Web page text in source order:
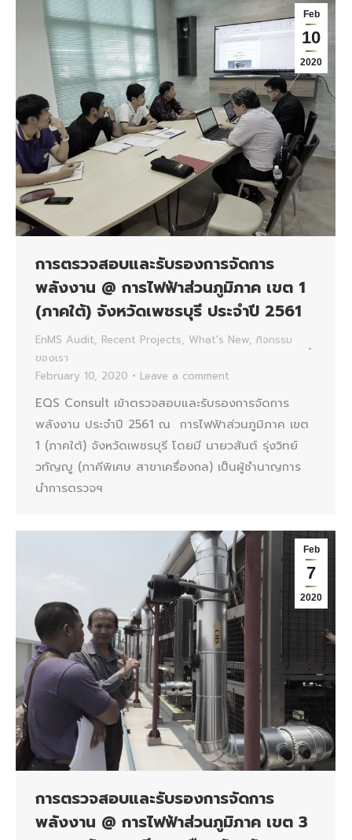
Feb
10
2020
การตรวจสอบและรับรองการจัดการ
พลังงาน @ การไฟฟ้าส่วนภูมิภาค เขต 1
(ภาคใต้) จังหวัดเพชรบุรี ประจำปี 2561
EnMS Audit, Recent Projects, What's New, กิจกรรม
ของเรา
February 10, 2020
Leave a comment
EQS Consult เข้าตรวจสอบและรับรองการจัดการ
พลังงาน ประจำปี 2561 ณ การไฟฟ้าส่วนภูมิภาค เขต
1 (ภาคใต้) จังหวัดเพชรบุรี โดยมี นายวสันต์ รุ่งวิทย์
วทัญญู (ภาคีพิเศษ สาขาเครื่องกล) เป็นผู้ชำนาญการ
นำการตรวจฯ
Feb
7
2020
การตรวจสอบและรับรองการจัดการ
พลังงาน @ การไฟฟ้าส่วนภูมิภาค เขต 3